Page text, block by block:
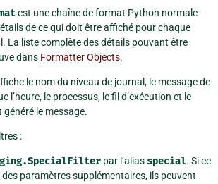
est une chaîne de format Python normale
de ce qui doit être affiché pour chaque
La liste complète des détails pouvant être
dans Formatter Objects.
le nom du niveau de journal, le message de
l’heure, le processus, le fil d’exécution et le
le message.
:
par l’alias special. Si ce
paramètres supplémentaires, ils peuvent